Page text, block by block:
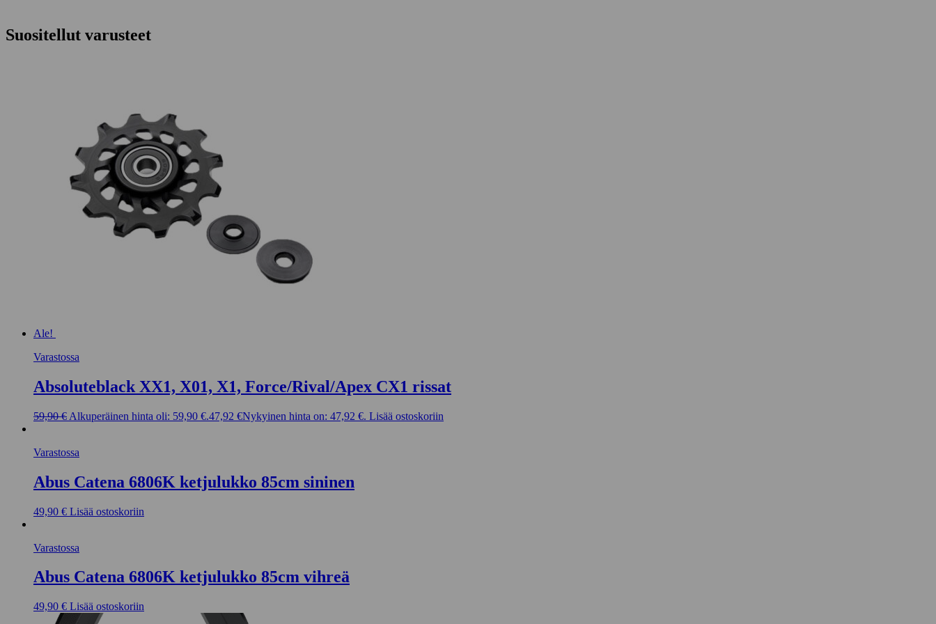
Suositellut varusteet
Ale!
Varastossa
Absoluteblack XX1, X01, X1, Force/Rival/Apex CX1 rissat
59,90€ Alkuperäinen hinta oli: 59,90 €.47,92 €Nykyinen hinta on: 47,92 €. Lisää ostoskoriin
Varastossa
Abus Catena 6806K ketjulukko 85cm sininen
49,90 € Lisää ostoskoriin
Varastossa
Abus Catena 6806K ketjulukko 85cm vihreä
49,90 € Lisää ostoskoriin